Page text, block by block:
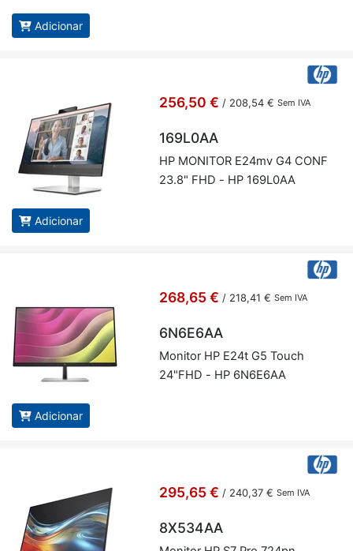
Adicionar
256,50 € / 208,54 € Sem IVA
169L0AA
HP MO­NITOR E24mv G4 CONF
23.8" FHD - HP 169L0AA
Adicionar
268,65 € / 218,41 € Sem IVA
6N6E6AA
Mo­nitor HP E24t G5 Touch
24"FHD - HP 6N6E6AA
Adicionar
295,65 € / 240,37 € Sem IVA
8X534AA